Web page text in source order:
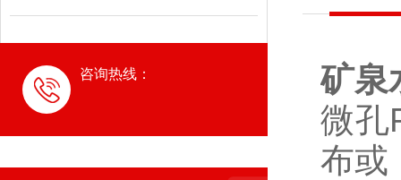
咨询热线：
矿泉
微孔
布或